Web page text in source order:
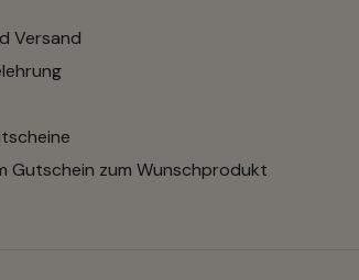
Versand
Gutschein zum Wunschprodukt